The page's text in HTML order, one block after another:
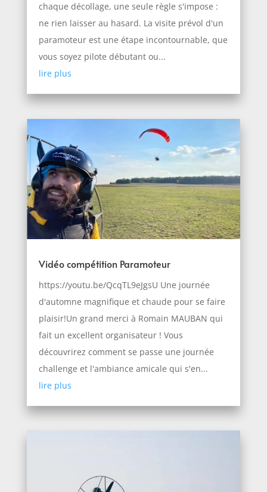
chaque décollage, une seule règle s'impose :
ne rien laisser au hasard. La visite prévol d'un
paramoteur est une étape incontournable, que
vous soyez pilote débutant ou...
lire plus
Vidéo compétition Paramoteur
https://youtu.be/QcqTL9eJgsU Une journée
d'automne magnifique et chaude pour se faire
plaisir!Un grand merci à Romain MAUBAN qui
fait un excellent organisateur ! Vous
découvrirez comment se passe une journée
challenge et l'ambiance amicale qui s'en...
lire plus